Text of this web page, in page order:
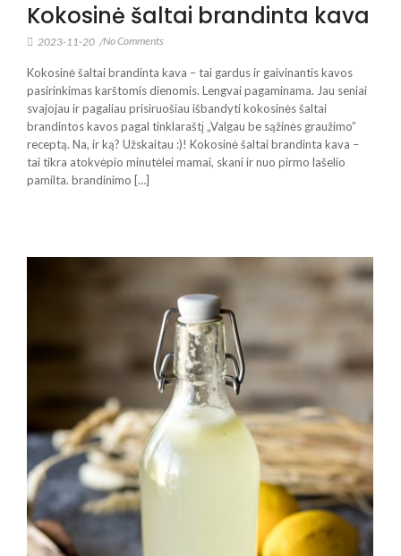
Kokosinė šaltai brandinta kava
2023-11-20 /No Comments
Kokosinė šaltai brandinta kava – tai gardus ir gaivinantis kavos
pasirinkimas karštomis dienomis. Lengvai pagaminama. Jau seniai
svajojau ir pagaliau prisiruošiau išbandyti kokosinės šaltai
brandintos kavos pagal tinklaraštį „Valgau be sąžinės graužimo”
receptą. Na, ir ką? Užskaitau :)! Kokosinė šaltai brandinta kava –
tai tikra atokvėpio minutėlei mamai, skani ir nuo pirmo lašelio
pamilta. brandinimo […]